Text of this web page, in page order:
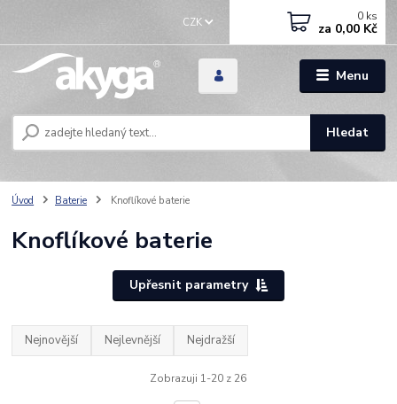
Menu
CZK
Hledat
0 ks
za 0,00 Kč
Úvod Baterie Knoflíkové baterie
Knoflíkové baterie
Upřesnit parametry
Nejnovější Nejlevnější Nejdražší
Zobrazuji 1-20 z 26